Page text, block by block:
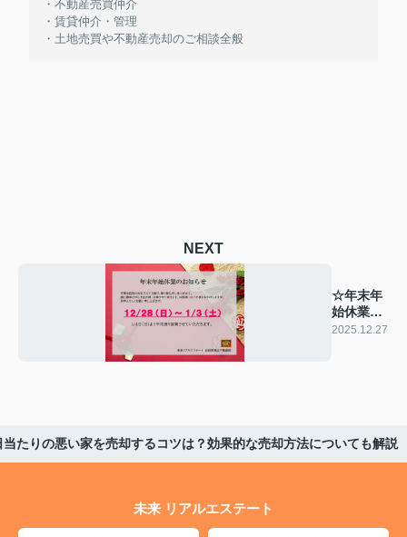
・不動産売買仲介
・賃貸仲介・管理
・土地売買や不動産売却のご相談全般
NEXT
☆年末年
始休業の
お知らせ
2025.12.27
当たりの悪い家を売却するコツは？効果的な売却方法についても解説
未来 リアルエステート